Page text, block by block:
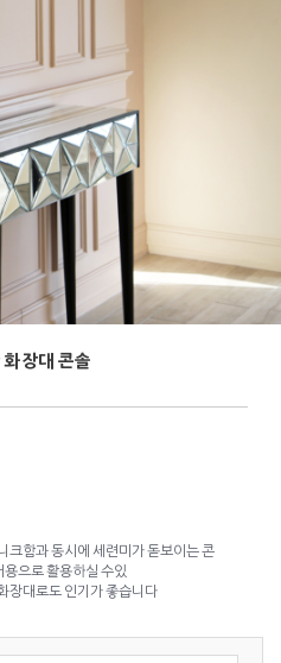
장대 콘솔
크함과 동시에 세련미가 돋보이는 콘
으로 활용하실 수있
장대로도 인기가 좋습니다